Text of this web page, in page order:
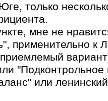
только
мне не
применительно к
или